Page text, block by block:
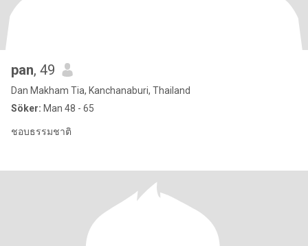
pan, 49
Dan Makham Tia, Kanchanaburi, Thailand
Söker: Man 48 - 65
ชอบธรรมชาติ